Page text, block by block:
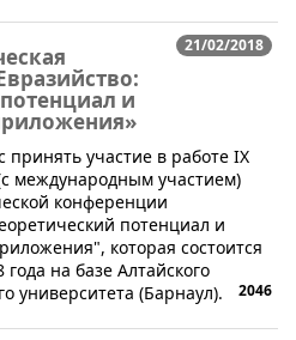
21/02/2018
и
участие в работе IX
международным участием)
конференции
потенциал и
которая состоится
на базе Алтайского
университета (Барнаул).
2046